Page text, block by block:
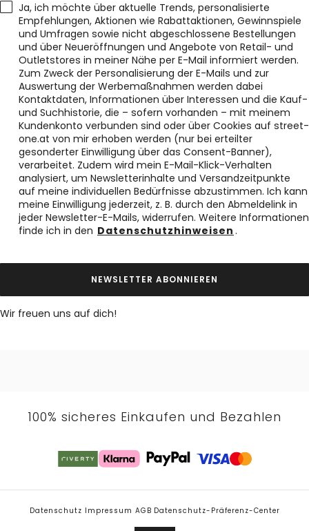
Ja, ich möchte über aktuelle Trends, personalisierte
Empfehlungen, Aktionen wie Rabattaktionen, Gewinnspiele
und Umfragen sowie nicht abgeschlossene Bestellungen
und über Neueröffnungen und Angebote von Retail- und
Outletstores in meiner Nähe per E-Mail informiert werden.
Zum Zweck der Personalisierung der E-Mails und zur
Auswertung der Werbemaßnahmen werden dabei
Kontaktdaten, Informationen über Interessen und die Kauf-
und Suchhistorie, die – sofern vorhanden – mit meinem
Kundenkonto verbunden sind oder über Cookies auf street-
one.at von mir erhoben werden (nur bei erteilter
gesonderter Einwilligung über das Consent-Banner),
verarbeitet. Zudem wird mein E-Mail-Klick-Verhalten
analysiert, um Newsletterinhalte und Versandzeitpunkte
auf meine individuellen Bedürfnisse abzustimmen. Ich kann
meine Einwilligung jederzeit, z. B. durch den Abmeldelink in
jeder Newsletter-E-Mails, widerrufen. Weitere Informationen
finde ich in den Datenschutzhinweisen .
NEWSLETTER ABONNIEREN
Wir freuen uns auf dich!
100% sicheres Einkaufen und Bezahlen
Datenschutz Impressum AGB Datenschutz-Präferenz-Center